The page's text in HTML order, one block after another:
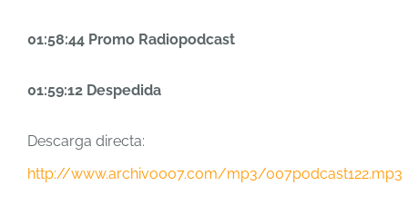
01:58:44 Promo Radiopodcast
01:59:12 Despedida
Descarga directa:
http://www.archivo007.com/mp3/007podcast122.mp3